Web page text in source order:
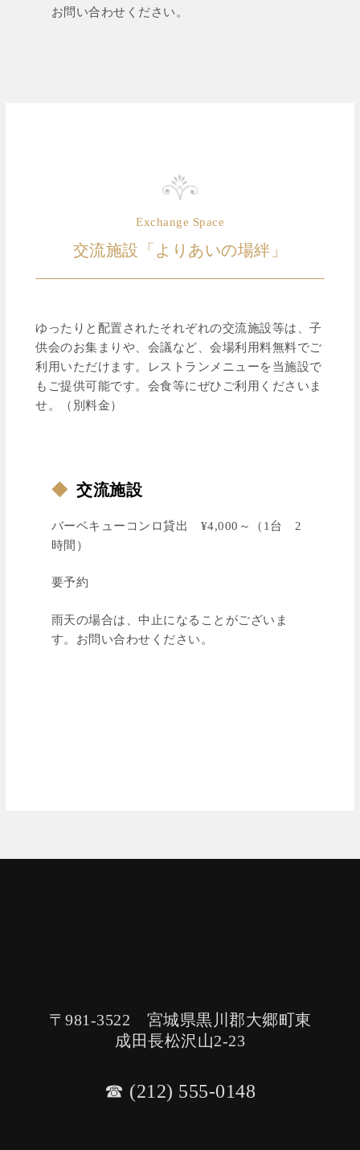
お問い合わせください。
Exchange Space
交流施設「よりあいの場絆」
ゆったりと配置されたそれぞれの交流施設等は、子
供会のお集まりや、会議など、会場利用料無料でご
利用いただけます。レストランメニューを当施設で
もご提供可能です。会食等にぜひご利用くださいま
せ。（別料金）
◆ 交流施設
バーベキューコンロ貸出 ¥4,000～（1台 2
時間）
要予約
雨天の場合は、中止になることがございま
す。お問い合わせください。
〒981-3522 宮城県黒川郡大郷町東
成田長松沢山2-23
☎︎ (212) 555-0148